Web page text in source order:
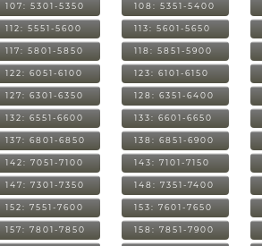
107: 5301-5350 108: 5351-5400
112: 5551-5600 113: 5601-5650
117: 5801-5850 118: 5851-5900
122: 6051-6100 123: 6101-6150
127: 6301-6350 128: 6351-6400
132: 6551-6600 133: 6601-6650
137: 6801-6850 138: 6851-6900
142: 7051-7100 143: 7101-7150
147: 7301-7350 148: 7351-7400
152: 7551-7600 153: 7601-7650
157: 7801-7850 158: 7851-7900